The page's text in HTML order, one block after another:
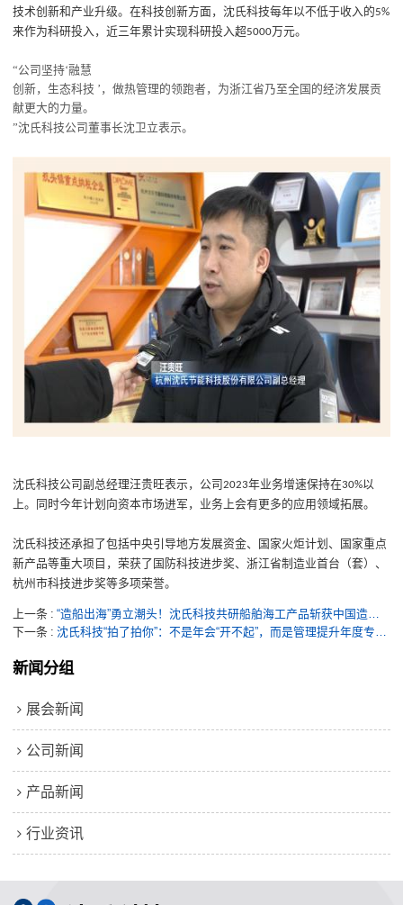
技术创新和产业升级。在科技创新方面，沈氏科技每年以不低于收入的5%
来作为科研投入，近三年累计实现科研投入超5000万元。
“公司坚持‘融慧
创新，生态科技 ’，做热管理的领跑者，为浙江省乃至全国的经济发展贡
献更大的力量。
”沈氏科技公司董事长沈卫立表示。
沈氏科技公司副总经理汪贵旺表示 ， 公司2023年业务增速保持在30%以
上。
同时今年计划向资本市场进军，业务上会有更多的应用领域拓展。
沈氏科技还承担了包括中央引导地方发展资金、国家火炬计划、国家重点
新产品等重大项目，荣获了国防科技进步奖、浙江省制造业首台（套）、
杭州市科技进步奖等多项荣誉。
上一条
下一条
新闻分组
展会新闻
公司新闻
产品新闻
行业资讯